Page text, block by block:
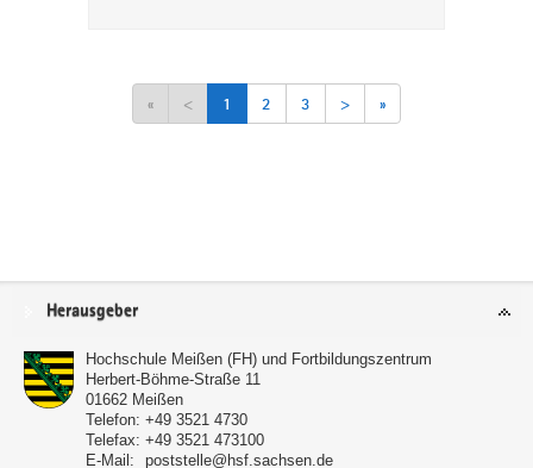
« < 1 2 3 > »
Service
Herausgeber
Hochschule Meißen (FH) und Fortbildungszentrum
Herbert-Böhme-Straße 11
01662 Meißen
Telefon: +49 3521 4730
Telefax: +49 3521 473100
E-Mail:
poststelle@hsf.sachsen.de